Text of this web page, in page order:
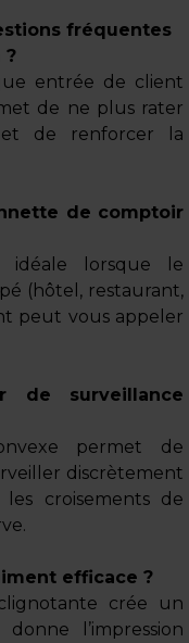
fréquentes
?
entrée de client
de ne plus rater
et de renforcer la
de comptoir
idéale lorsque le
(hôtel, restaurant,
peut vous appeler
de surveillance
permet de
discrètement
croisements de
efficace ?
crée un
l’impression